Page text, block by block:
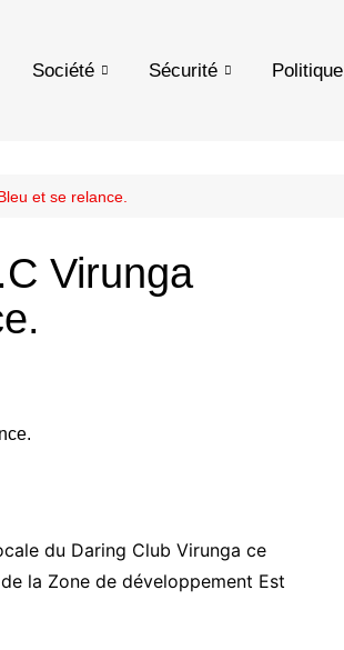
Société Sécurité Politique
et se relance.
Virunga
du Daring Club Virunga ce
la Zone de développement Est